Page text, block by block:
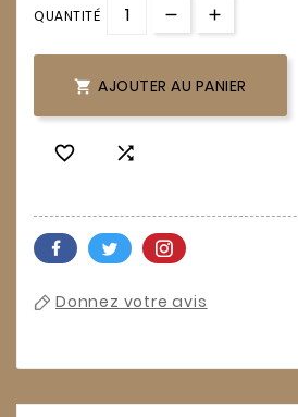
QUANTITÉ
 AJOUTER AU PANIER
 
Donnez votre avis